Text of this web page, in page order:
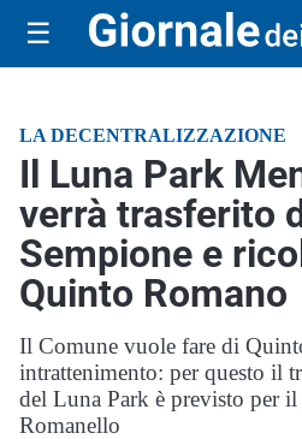
☰
LA DECENTRALIZZAZIONE
Il Luna Park
verrà trasferito
Sempione e
Quinto Romano
Il Comune vuole fare di
intrattenimento: per questo il
del Luna Park è previsto per
Romanello